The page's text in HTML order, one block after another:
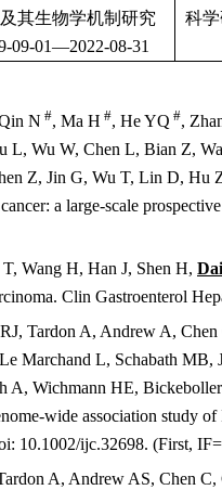
其生物学机制研究
09-01—2022-08-31
科学
N #, Ma H #, He YQ #,
L, Wu W, Chen L, Bian Z,
Z, Jin G, Wu T, Lin D,
a large-scale
Wang H, Han J, Shen H,
Clin Gastroenterol
Tardon A, Andrew A,
Marchand L, Schabath MB,
A, Wichmann HE,
wide association study
10.1002/ijc.32698. (First,
A, Andrew AS, Chen